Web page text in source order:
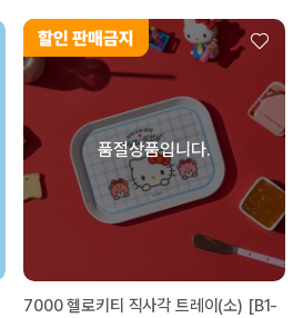
품절상품입니다.
7000 헬로키티 직사각 트레이(소) [B1-